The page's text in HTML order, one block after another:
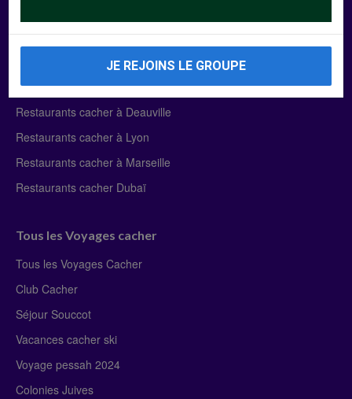
Manger Cacher
Liste des restaurants cacher
Restaurants cacher à Paris
Restaurants cacher à Deauville
Restaurants cacher à Lyon
Restaurants cacher à Marseille
Restaurants cacher Dubaï
Tous les Voyages cacher
Tous les Voyages Cacher
Club Cacher
Séjour Souccot
Vacances cacher ski
Voyage pessah 2024
Colonies Juives
JE REJOINS LE GROUPE